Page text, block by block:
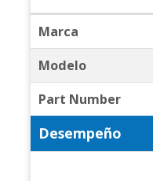
Marca
Modelo
Part Number
Desempeño